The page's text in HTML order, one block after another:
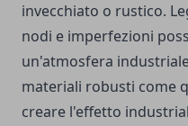
invecchiato o rustico.
nodi e imperfezioni
un'atmosfera
materiali robusti come
creare l'effetto